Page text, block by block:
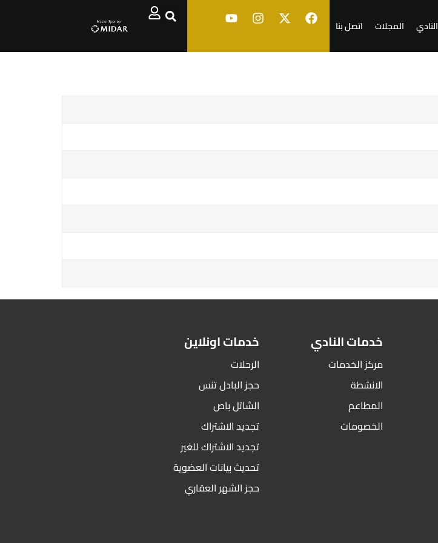
النادي المجلات اتصل بنا
خدمات النادي
مركز الخدمات
الانشطة
المطاعم
الخصومات
خدمات اونلاين
الرحلات
حجز البادل تنس
الشاتل باص
تجديد الاشتراك
تجديد الاشتراك للغير
تحديث بيانات العضوية
حجز الشهر العقاري